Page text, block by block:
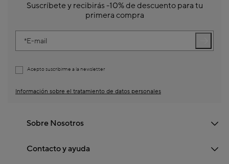
Suscríbete y recibirás -10% de descuento para tu
primera compra
E-mail
Acepto suscribirme a la newsletter
Información sobre el tratamiento de datos personales
Sobre Nosotros
Contacto y ayuda